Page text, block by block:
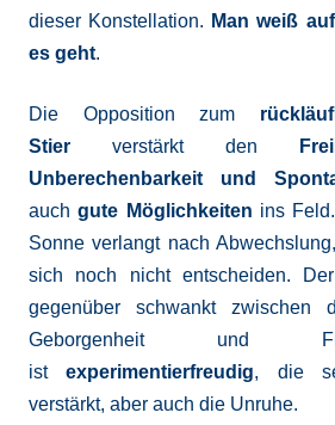
dieser Konstellation. Man weiß
es geht.
Die Opposition zum
Stier verstärkt den
Unberechenbarkeit und
auchgute Möglichkeiten ins
Sonne verlangt nach
sich noch nicht entscheiden.
gegenüber schwankt zwischen
Geborgenheit und
istexperimentierfreudig, die
verstärkt, aber auch die Unruhe.